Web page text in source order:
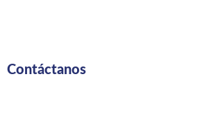
Contáctanos